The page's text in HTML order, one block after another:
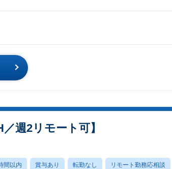
週2リモート可】
間以内 賞与あり 転勤なし リモート勤務応相談